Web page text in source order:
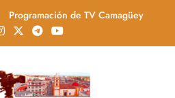
Programación de TV Camagüey